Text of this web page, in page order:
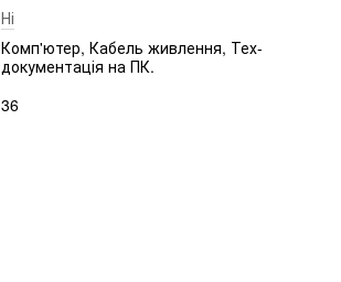
Ні
Комп'ютер, Кабель живлення, Тех-
документація на ПК.
36